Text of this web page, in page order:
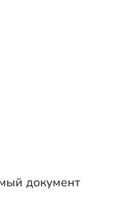
документ